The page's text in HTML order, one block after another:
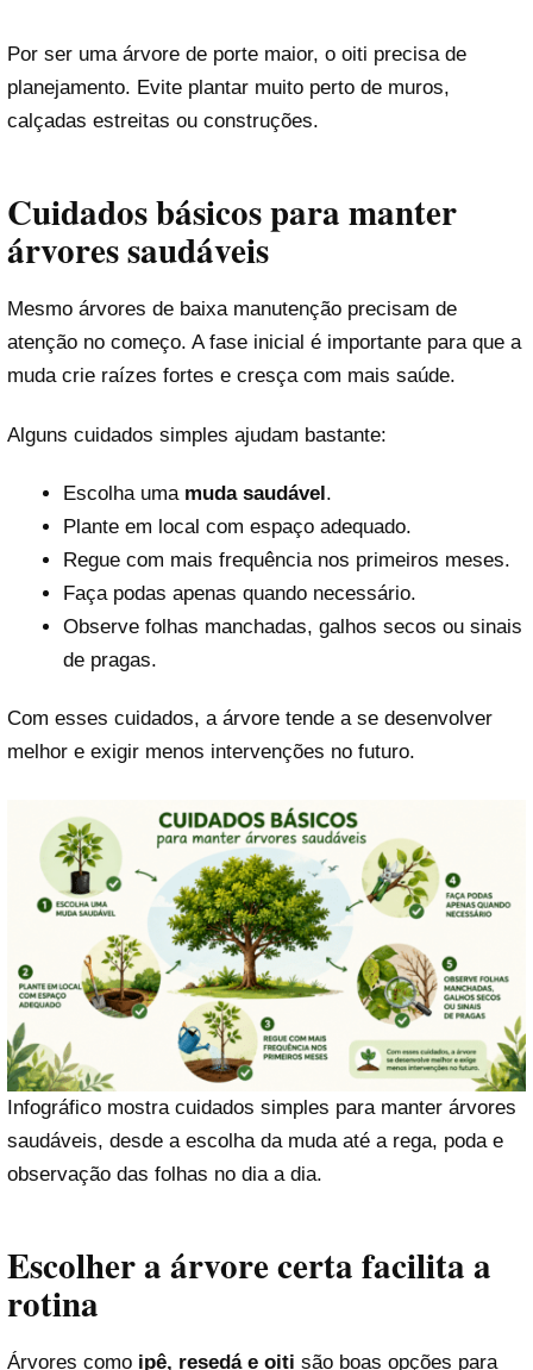
Por ser uma árvore de porte maior, o oiti precisa de
planejamento. Evite plantar muito perto de muros,
calçadas estreitas ou construções.
Cuidados básicos para manter
árvores saudáveis
Mesmo árvores de baixa manutenção precisam de
atenção no começo. A fase inicial é importante para que a
muda crie raízes fortes e cresça com mais saúde.
Alguns cuidados simples ajudam bastante:
Escolha uma muda saudável.
Plante em local com espaço adequado.
Regue com mais frequência nos primeiros meses.
Faça podas apenas quando necessário.
Observe folhas manchadas, galhos secos ou sinais
de pragas.
Com esses cuidados, a árvore tende a se desenvolver
melhor e exigir menos intervenções no futuro.
Infográfico mostra cuidados simples para manter árvores
saudáveis, desde a escolha da muda até a rega, poda e
observação das folhas no dia a dia.
Escolher a árvore certa facilita a
rotina
Árvores como ipê, resedá e oiti são boas opções para